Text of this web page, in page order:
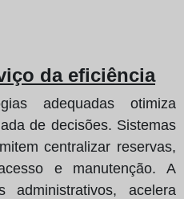
da eficiência
adequadas otimiza
de decisões. Sistemas
centralizar reservas,
e manutenção. A
administrativos, acelera